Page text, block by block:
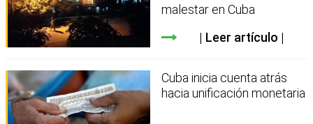
malestar en Cuba
Leer artículo
Cuba inicia cuenta atrás
hacia unificación monetaria